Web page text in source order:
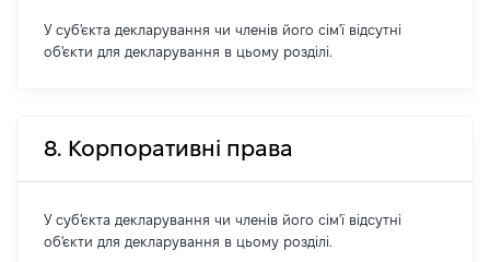
У суб'єкта декларування чи членів його сім'ї відсутні
об'єкти для декларування в цьому розділі.
8. Корпоративні права
У суб'єкта декларування чи членів його сім'ї відсутні
об'єкти для декларування в цьому розділі.